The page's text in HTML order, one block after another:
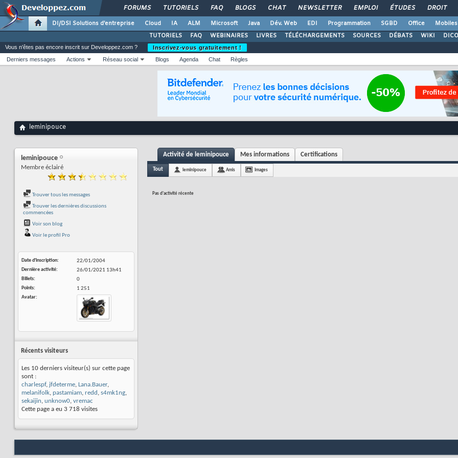
FORUMS TUTORIELS FAQ BLOGS CHAT NEWSLETTER EMPLOI ÉTUDES DROIT
DI/DSI Solutions d'entreprise Cloud IA ALM Microsoft Java Dév. Web EDI Programmation SGBD Office Mobiles
TUTORIELS
FAQ WEBINAIRES LIVRES TÉLÉCHARGEMENTS SOURCES DÉBATS WIKI DICO
Vous n'êtes pas encore inscrit sur Developpez.com ?
Inscrivez-vous gratuitement !
Derniers messages
Actions Réseau social Blogs Agenda Chat Règles
leminipouce
leminipouce
Membre éclairé
Trouver tous les messages
Trouver les dernières discussions
commencées
Voir son blog
Voir le profil Pro
Date d'inscription
22/01/2004
Dernière activité
26/01/2021 13h41
Billets
0
Points
1 251
Avatar
Récents visiteurs
Les 10 derniers visiteur(s) sur cette page
sont :
charlespf, jfdeterme, Lana.Bauer,
melanifolk, pastamiam, redd , s4mk1ng,
sekaijin, unknow0, vremac
Cette page a eu 3 718 visites
Activité de leminipouce Mes informations Certifications
Tout leminipouce Amis Images
Pas d'activité récente